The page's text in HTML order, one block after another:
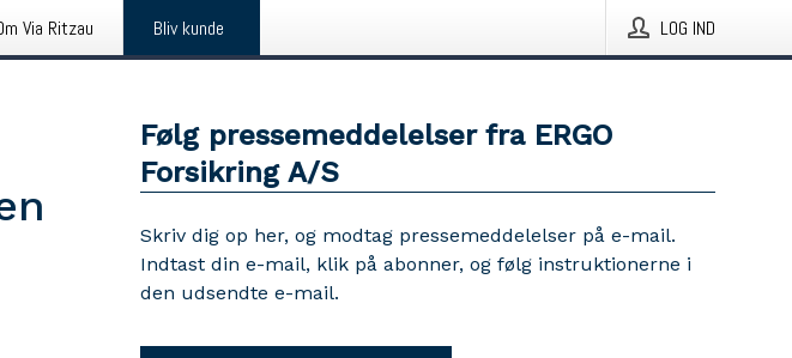
Via Ritzau Bliv kunde LOG IND
Følg pressemeddelelser fra ERGO
Forsikring A/S
Skriv dig op her, og modtag pressemeddelelser på e-mail.
Indtast din e-mail, klik på abonner, og følg instruktionerne i
den udsendte e-mail.